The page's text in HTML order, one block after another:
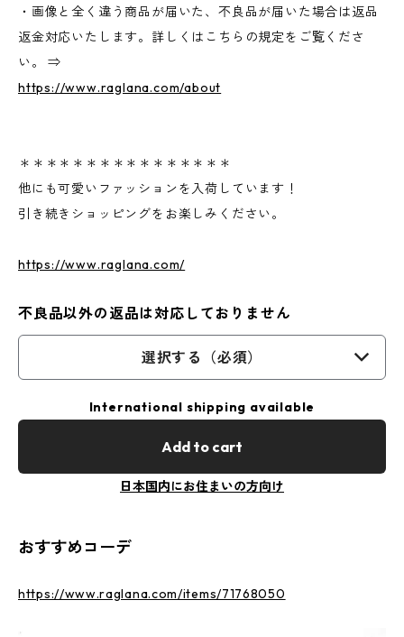
・画像と全く違う商品が届いた、不良品が届いた場合は返品
返金対応いたします。詳しくはこちらの規定をご覧くださ
い。 ⇒
https://www.raglana.com/about
＊＊＊＊＊＊＊＊＊＊＊＊＊＊＊＊
他にも可愛いファッションを入荷しています！
引き続きショッピングをお楽しみください。
https://www.raglana.com/
不良品以外の返品は対応しておりません
選択する（必須）
International shipping available
Add to cart
日本国内にお住まいの方向け
おすすめコーデ
https://www.raglana.com/items/71768050